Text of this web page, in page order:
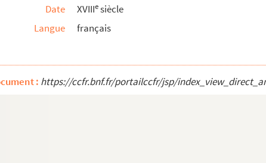
pour la préservation ou restauration de la...
de toutes les charlataneries non seuleme...
secret infaillible pour guérir quelque maladi...
Par G. B. Barrès de Pezennas, docteur en méd...
Le Cat ou Le Car
Date
XVIIIesiècle
Langue
français
: https://ccfr.bnf.fr/portailccfr/jsp/